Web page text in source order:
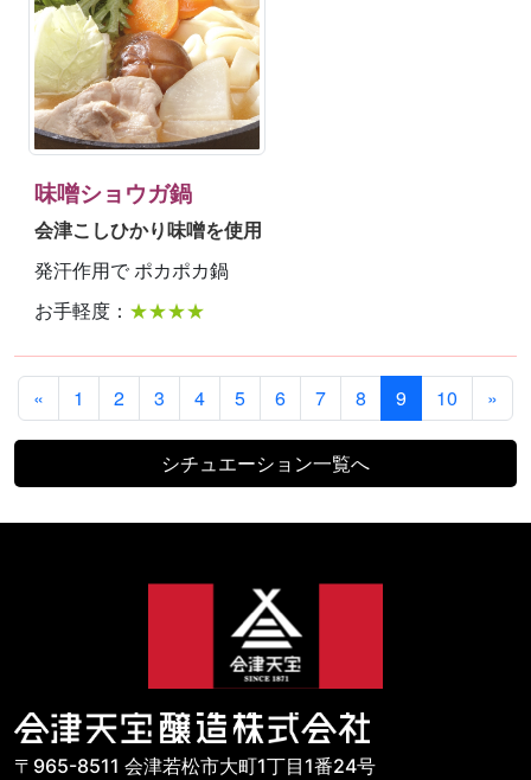
味噌ショウガ鍋
会津こしひかり味噌を使用
発汗作用で ポカポカ鍋
お手軽度： ★★★★
« 1 2 3 4 5 6 7 8 9 10 »
シチュエーション一覧へ
〒965-8511 会津若松市大町1丁目1番24号